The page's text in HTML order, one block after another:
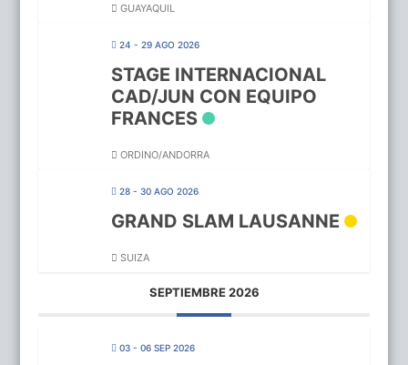
GUAYAQUIL
24 - 29 AGO 2026
STAGE INTERNACIONAL
CAD/JUN CON EQUIPO
FRANCES
ORDINO/ANDORRA
28 - 30 AGO 2026
GRAND SLAM LAUSANNE
SUIZA
SEPTIEMBRE 2026
03 - 06 SEP 2026